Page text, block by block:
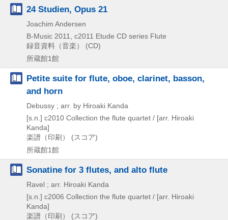
24 Studien, Opus 21
Joachim Andersen
B-Music 2011, c2011 Etude CD series Flute
録音資料（音楽） (CD)
所蔵館1館
Petite suite for flute, oboe, clarinet, basson,
and horn
Debussy ; arr. by Hiroaki Kanda
[s.n.] c2010 Collection the flute quartet / [arr. Hiroaki
Kanda]
楽譜（印刷） (スコア)
所蔵館1館
Sonatine for 3 flutes, and alto flute
Ravel ; arr. Hiroaki Kanda
[s.n.] c2006 Collection the flute quartet / [arr. Hiroaki
Kanda]
楽譜（印刷） (スコア)